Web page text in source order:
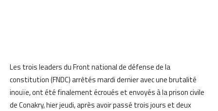
Les trois leaders du Front national de défense de la
constitution (FNDC) arrêtés mardi dernier avec une brutalité
inouïe, ont été finalement écroués et envoyés à la prison civile
de Conakry, hier jeudi, après avoir passé trois jours et deux